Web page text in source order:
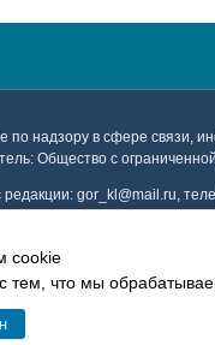
надзору в сфере связи,
Общество с
gor_kl@mail.ru,
создан
cookie
тем, что мы